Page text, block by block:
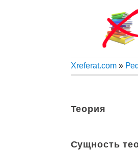
Xreferat.com»
Теория
Сущность